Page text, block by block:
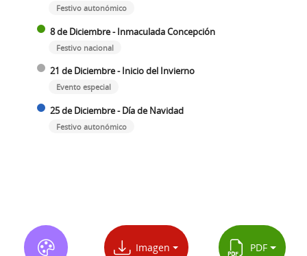
Festivo autonómico
8 de Diciembre - Inmaculada Concepción
Festivo nacional
21 de Diciembre - Inicio del Invierno
Evento especial
25 de Diciembre - Día de Navidad
Festivo autonómico
Imagen PDF